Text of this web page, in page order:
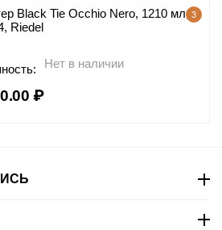
3
Black Tie Occhio Nero, 1210 мл,
Riedel
Нет в наличии
₽